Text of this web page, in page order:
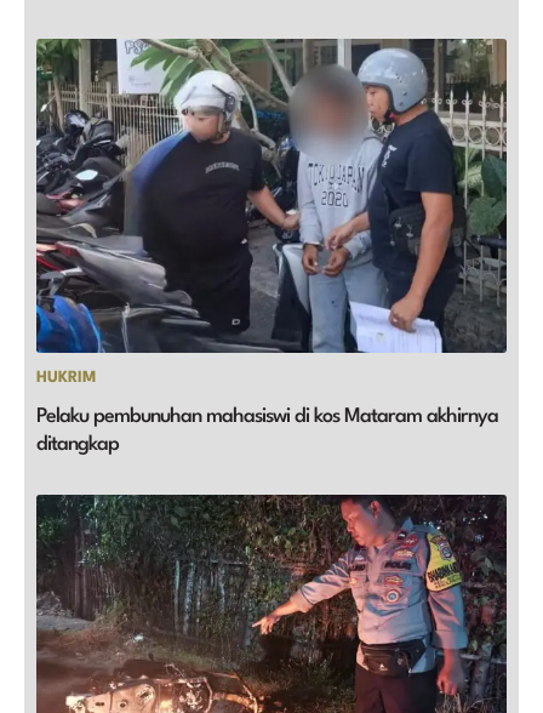
HUKRIM
Pelaku pembunuhan mahasiswi di kos Mataram akhirnya
ditangkap